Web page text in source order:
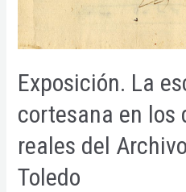
Exposición. La
cortesana en los
reales del
Toledo